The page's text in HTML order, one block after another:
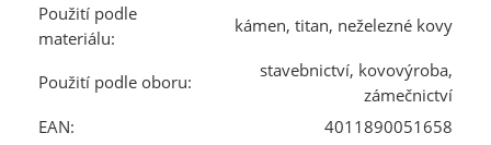
Použití podle
materiálu:
kámen, titan, neželezné kovy
Použití podle oboru:
stavebnictví, kovovýroba,
zámečnictví
EAN:
4011890051658